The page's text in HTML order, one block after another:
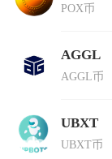
POX币
AGGL
AGGL币
UBXT
UBXT币